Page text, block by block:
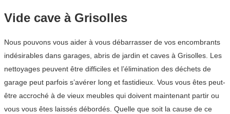
Vide cave à Grisolles
Nous pouvons vous aider à vous débarrasser de vos encombrants
indésirables dans garages, abris de jardin et caves à Grisolles. Les
nettoyages peuvent être difficiles et l’élimination des déchets de
garage peut parfois s’avérer long et fastidieux. Vous vous êtes peut-
être accroché à de vieux meubles qui doivent maintenant partir ou
vous vous êtes laissés débordés. Quelle que soit la cause de ce